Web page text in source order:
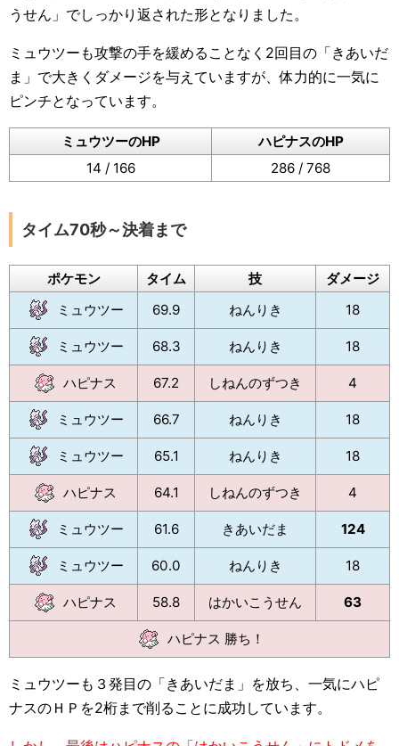
うせん」でしっかり返された形となりました。
ミュウツーも攻撃の手を緩めることなく2回目の「きあいだ
ま」で大きくダメージを与えていますが、体力的に一気に
ピンチとなっています。
ミュウツーのHP
ハピナスのHP
14 / 166
286 / 768
タイム70秒～決着まで
ポケモン タイム 技
ダメージ
ミュウツー
69.9 ねんりき 18
ミュウツー 68.3 ねんりき 18
ハピナス 67.2 しねんのずつき 4
ミュウツー 66.7 ねんりき 18
ミュウツー 65.1 ねんりき 18
ハピナス 64.1 しねんのずつき 4
ミュウツー 61.6 きあいだま 124
ミュウツー 60.0 ねんりき 18
ハピナス 58.8 はかいこうせん 63
ハピナス 勝ち！
ミュウツーも３発目の「きあいだま」を放ち、一気にハピ
ナスのＨＰを2桁まで削ることに成功しています。